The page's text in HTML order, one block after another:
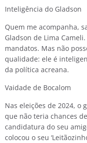
Inteligência do Gladson
Quem me acompanha,
Gladson de Lima
mandatos. Mas não
qualidade: ele é
da política acreana.
Vaidade de Bocalom
Nas eleições de 2024, o
que não teria chances
candidatura do seu
colocou o seu